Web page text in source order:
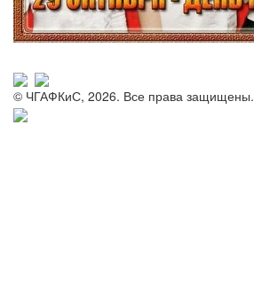
© ЧГАФКиС, 2026. Все права защищены.